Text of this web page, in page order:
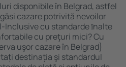
disponibile în Belgrad, astfel
cazare potrivită nevoilor
Inclusive cu standarde ȋnalte
cu preţuri mici? Cu
uşor cazare în Belgrad}
destinația şi standardul